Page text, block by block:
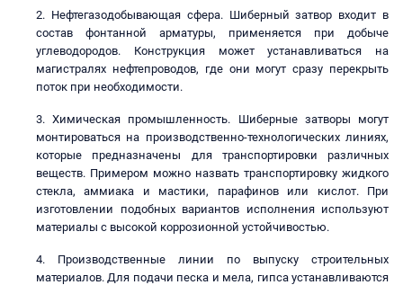
Нефтегазодобывающая сфера. Шиберный затвор входит в
состав фонтанной арматуры, применяется при добыче
углеводородов. Конструкция может устанавливаться на
магистралях нефтепроводов, где они могут сразу перекрыть
поток при необходимости.
Химическая промышленность. Шиберные затворы могут
монтироваться на производственно-технологических линиях,
которые предназначены для транспортировки различных
веществ. Примером можно назвать транспортировку жидкого
стекла, аммиака и мастики, парафинов или кислот. При
изготовлении подобных вариантов исполнения используют
материалы с высокой коррозионной устойчивостью.
Производственные линии по выпуску строительных
материалов. Для подачи песка и мела, гипса устанавливаются